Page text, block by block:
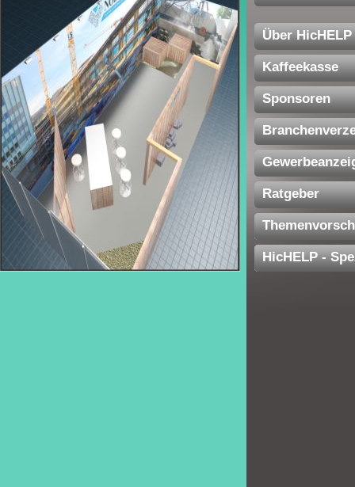
Über HicHELP
Kaffeekasse
Sponsoren
Ratgeber
HicHELP -